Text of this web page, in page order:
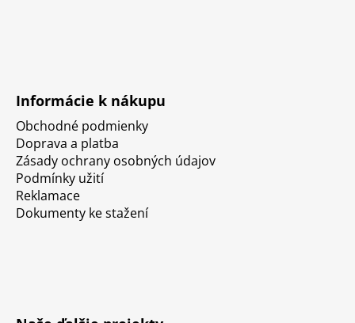
Informácie k nákupu
Obchodné podmienky
Doprava a platba
Zásady ochrany osobných údajov
Podmínky užití
Reklamace
Dokumenty ke stažení